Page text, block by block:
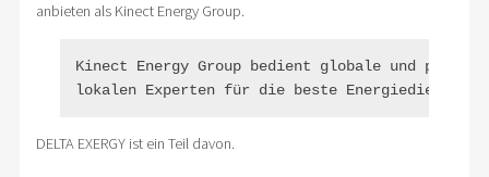
anbieten als Kinect Energy Group.
Kinect Energy Group bedient globale und
lokalen Experten für die beste
DELTA EXERGY ist ein Teil davon.